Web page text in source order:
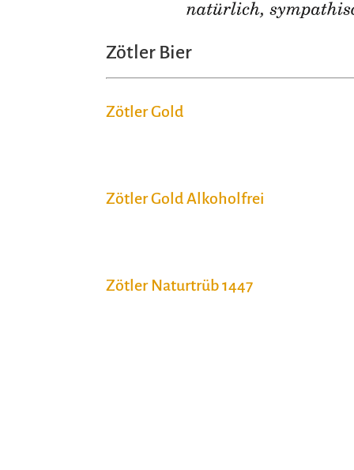
Zötler Bier
Zötler Gold
Zötler Gold Alkoholfrei
Zötler Naturtrüb 1447